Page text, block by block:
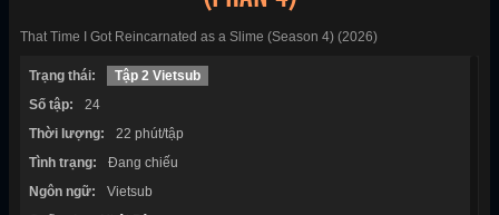
That Time I Got Reincarnated as a Slime (Season 4) (2026)
Trạng thái:
Tập 2 Vietsub
Số tập:
24
Thời lượng:
22 phút/tập
Tình trạng:
Đang chiếu
Ngôn ngữ:
Vietsub